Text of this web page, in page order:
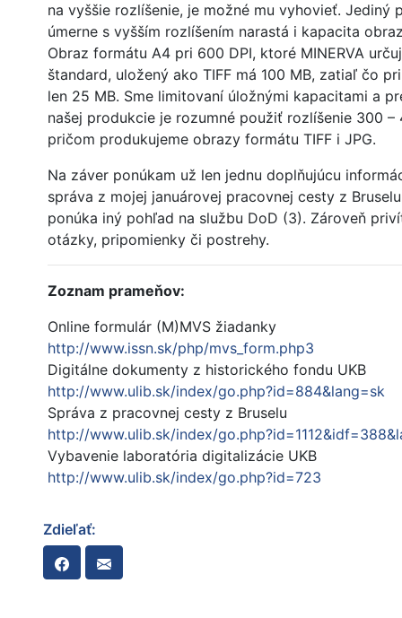
na vyššie rozlíšenie, je možné mu vyhovieť. Jediný
úmerne s vyšším rozlíšením narastá i kapacita
Obraz formátu A4 pri 600 DPI, ktoré MINERVA
štandard, uložený ako TIFF má 100 MB, zatiaľ čo
len 25 MB. Sme limitovaní úložnými kapacitami a
našej produkcie je rozumné použiť rozlíšenie 300 –
pričom produkujeme obrazy formátu TIFF i JPG.
Na záver ponúkam už len jednu doplňujúcu
správa z mojej januárovej pracovnej cesty z
ponúka iný pohľad na službu DoD (3). Zároveň
otázky, pripomienky či postrehy.
Zoznam prameňov:
Online formulár (M)MVS žiadanky
http://www.issn.sk/php/mvs_form.php3
Digitálne dokumenty z historického fondu UKB
http://www.ulib.sk/index/go.php?id=884&lang=sk
Správa z pracovnej cesty z Bruselu
http://www.ulib.sk/index/
Vybavenie laboratória digitalizácie UKB
http://www.ulib.sk/index/go.php?id=723
Zdieľať: